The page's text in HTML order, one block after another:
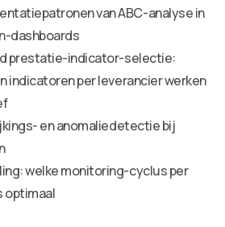
van ABC-analyse in
dashboards
prestatie-indicator-selectie:
indicatoren per leverancier werken
en anomaliedetectie bij
welke monitoring-cyclus per
optimaal